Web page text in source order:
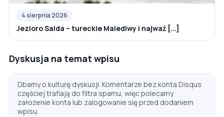
4 sierpnia 2026
Jezioro Salda – tureckie Malediwy i najważ [...]
Dyskusja na temat wpisu
Dbamy o kulturę dyskusji. Komentarze bez konta Disqus
częściej trafiają do filtra spamu, więc polecamy
założenie konta lub zalogowanie się przed dodaniem
wpisu.